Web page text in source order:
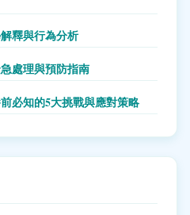
釋與行為分析
處理與預防指南
必知的5大挑戰與應對策略